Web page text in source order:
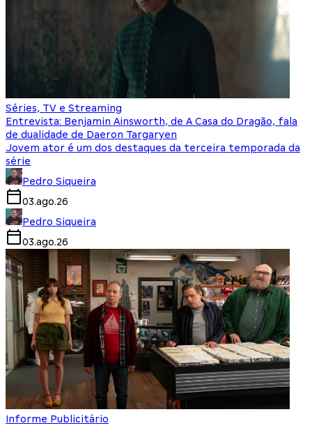
Séries, TV e Streaming
Entrevista: Benjamin Ainsworth, de A Casa do Dragão, fala
de dualidade de Daeron Targaryen
Jovem ator é um dos destaques da terceira temporada da
série
Pedro Siqueira
03.ago.26
Pedro Siqueira
03.ago.26
Informe Publicitário